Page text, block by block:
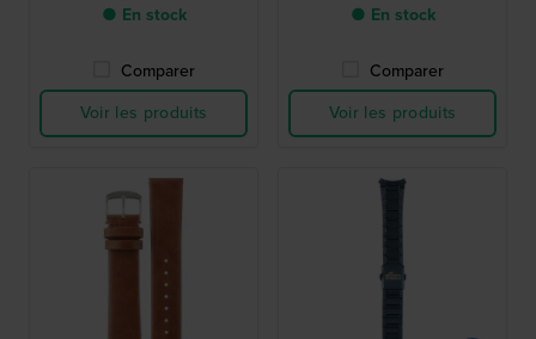
● En stock
Comparer
Voir les produits
● En stock
Comparer
Voir les produits